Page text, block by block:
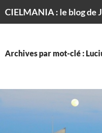
Archives par mot-clé :